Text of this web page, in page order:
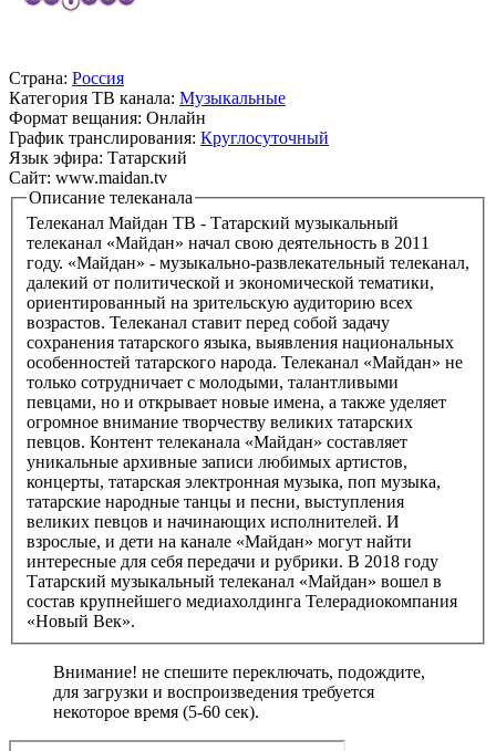
Страна: Россия
Категория ТВ канала: Музыкальные
Формат вещания: Онлайн
График транслирования: Круглосуточный
Язык эфира: Татарский
Сайт: www.maidan.tv
Описание телеканала
Телеканал Майдан ТВ - Татарский музыкальный
телеканал «Майдан» начал свою деятельность в 2011
году. «Майдан» - музыкально-развлекательный телеканал,
далекий от политической и экономической тематики,
ориентированный на зрительскую аудиторию всех
возрастов. Телеканал ставит перед собой задачу
сохранения татарского языка, выявления национальных
особенностей татарского народа. Телеканал «Майдан» не
только сотрудничает с молодыми, талантливыми
певцами, но и открывает новые имена, а также уделяет
огромное внимание творчеству великих татарских
певцов. Контент телеканала «Майдан» составляет
уникальные архивные записи любимых артистов,
концерты, татарская электронная музыка, поп музыка,
татарские народные танцы и песни, выступления
великих певцов и начинающих исполнителей. И
взрослые, и дети на канале «Майдан» могут найти
интересные для себя передачи и рубрики. В 2018 году
Татарский музыкальный телеканал «Майдан» вошел в
состав крупнейшего медиахолдинга Телерадиокомпания
«Новый Век».
Внимание! не спешите переключать, подождите,
для загрузки и воспроизведения требуется
некоторое время (5-60 сек).